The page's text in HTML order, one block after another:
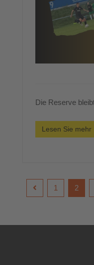
Die Reserve
Lesen Sie mehr
1 2